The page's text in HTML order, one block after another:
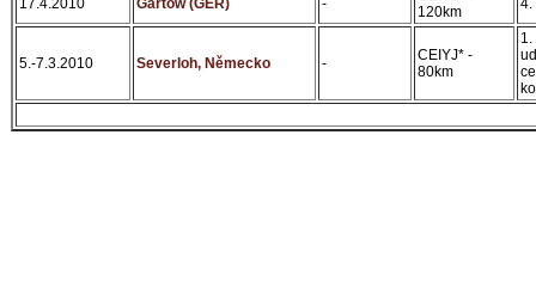
17.4.2010 Gartow (GER) -
120km
4.
5.-7.3.2010 Severloh, Německo -
CEIYJ* -
80km
1.